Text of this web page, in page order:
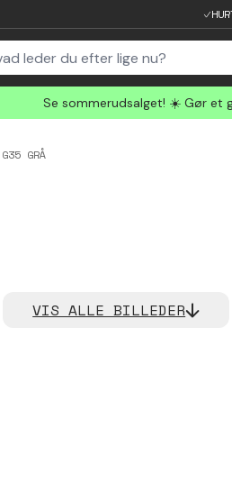
Se sommerudsalget! ☀️ Gør et
G35 GRÅ
VIS ALLE BILLEDER